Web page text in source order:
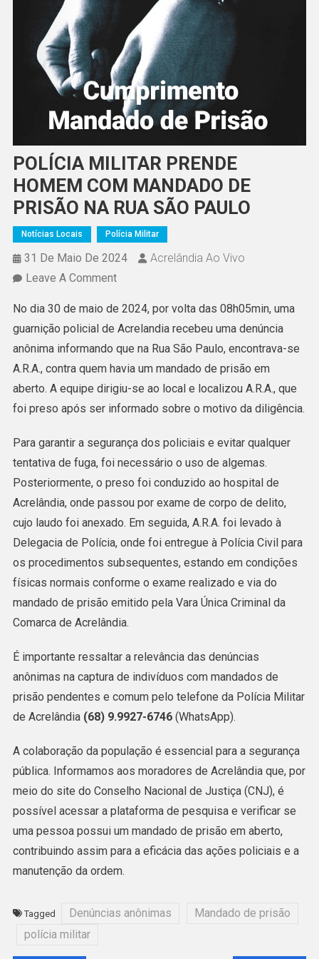
POLÍCIA MILITAR PRENDE
HOMEM COM MANDADO DE
PRISÃO NA RUA SÃO PAULO
Notícias Locais Polícia Militar
31 De Maio De 2024
Acrelândia Ao Vivo
Leave A CommentOn
MILITAR
HOMEM
MANDADO
PRISÃO
NA
RUA
SÃO
PAULO
No dia 30 de maio de 2024, por volta das 08h05min, uma
guarnição policial de Acrelandia recebeu uma denúncia
anônima informando que na Rua São Paulo, encontrava-se
A.R.A., contra quem havia um mandado de prisão em
aberto. A equipe dirigiu-se ao local e localizou A.R.A., que
foi preso após ser informado sobre o motivo da diligência.
Para garantir a segurança dos policiais e evitar qualquer
tentativa de fuga, foi necessário o uso de algemas.
Posteriormente, o preso foi conduzido ao hospital de
Acrelândia, onde passou por exame de corpo de delito,
cujo laudo foi anexado. Em seguida, A.R.A. foi levado à
Delegacia de Polícia, onde foi entregue à Polícia Civil para
os procedimentos subsequentes, estando em condições
físicas normais conforme o exame realizado e via do
mandado de prisão emitido pela Vara Única Criminal da
Comarca de Acrelândia.
É importante ressaltar a relevância das denúncias
anônimas na captura de indivíduos com mandados de
prisão pendentes e comum pelo telefone da Polícia Militar
de Acrelândia (68) 9.9927-6746(WhatsApp).
A colaboração da população é essencial para a segurança
pública. Informamos aos moradores de Acrelândia que, por
meio do site do Conselho Nacional de Justiça (CNJ), é
possível acessar a plataforma de pesquisa e verificar se
uma pessoa possui um mandado de prisão em aberto,
contribuindo assim para a eficácia das ações policiais e a
manutenção da ordem.
Tagged Denúncias anônimas
Mandado de prisão
polícia militar